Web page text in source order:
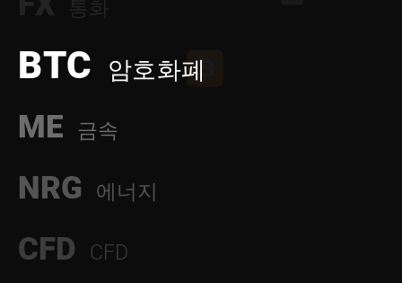
BTC 암호화폐
ME 금속
NRG 에너지
CFD CFD